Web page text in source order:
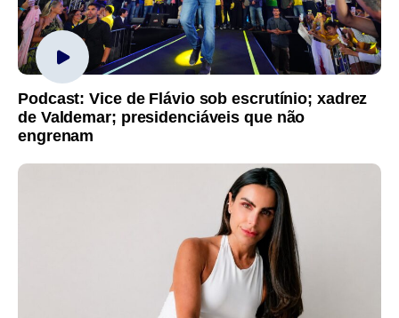
Podcast: Vice de Flávio sob escrutínio; xadrez
de Valdemar; presidenciáveis que não
engrenam